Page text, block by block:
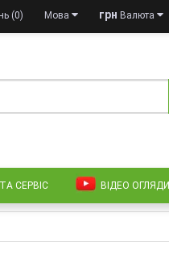
грн Валюта
Мова
(0)
СЕРВІС ВІДЕО ОГЛЯДИ